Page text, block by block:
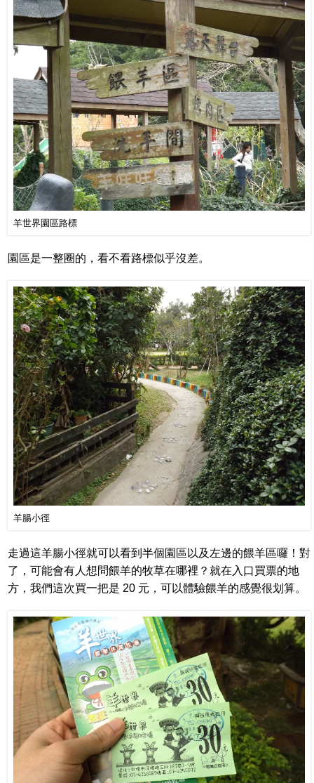
羊世界園區路標
園區是一整圈的，看不看路標似乎沒差。
羊腸小徑
走過這羊腸小徑就可以看到半個園區以及左邊的餵羊區囉！對
了，可能會有人想問餵羊的牧草在哪裡？就在入口買票的地
方，我們這次買一把是 20 元，可以體驗餵羊的感覺很划算。